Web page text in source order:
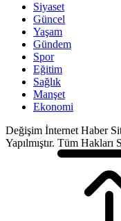
Siyaset
Güncel
Yaşam
Gündem
Spor
Eğitim
Sağlık
Manşet
Ekonomi
Değişim İnternet Haber
Yapılmıştır. Tüm Hakları